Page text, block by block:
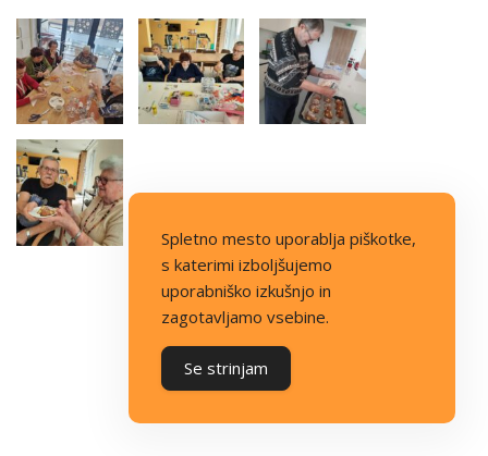
Spletno mesto uporablja piškotke,
s katerimi izboljšujemo
uporabniško izkušnjo in
zagotavljamo vsebine.
Se strinjam